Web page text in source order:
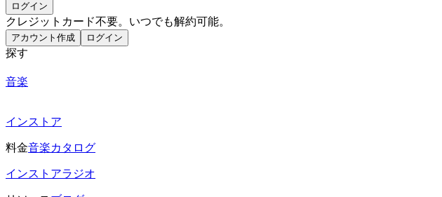
ログイン
クレジットカード不要。いつでも解約可能。
アカウント作成 ログイン
探す
音楽
インストア
料金音楽カタログ
インストアラジオ